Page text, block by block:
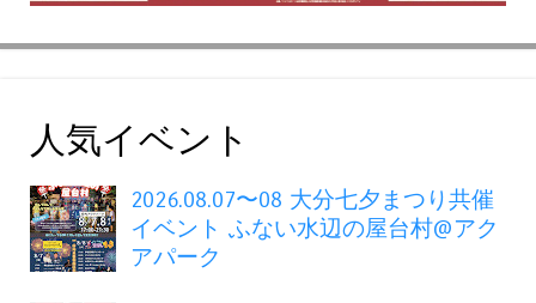
人気イベント
2026.08.07〜08 大分七夕まつり共催
イベント ふない水辺の屋台村@アク
アパーク